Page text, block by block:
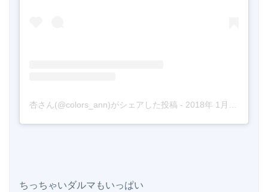
杏さん(@colors_ann)がシェアした投稿 - 2018年 1月月27日午前4時07分PST
ちっちゃいダルマもいっぱい